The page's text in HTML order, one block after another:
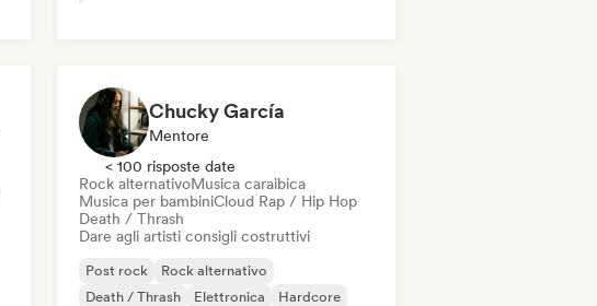
Chucky García
Mentore
< 100 risposte date
Rock alternativoMusica caraibica
Musica per bambiniCloud Rap / Hip Hop
Death / Thrash
Dare agli artisti consigli costruttivi
Post rock
Rock alternativo
Death / Thrash
Elettronica
Hardcore